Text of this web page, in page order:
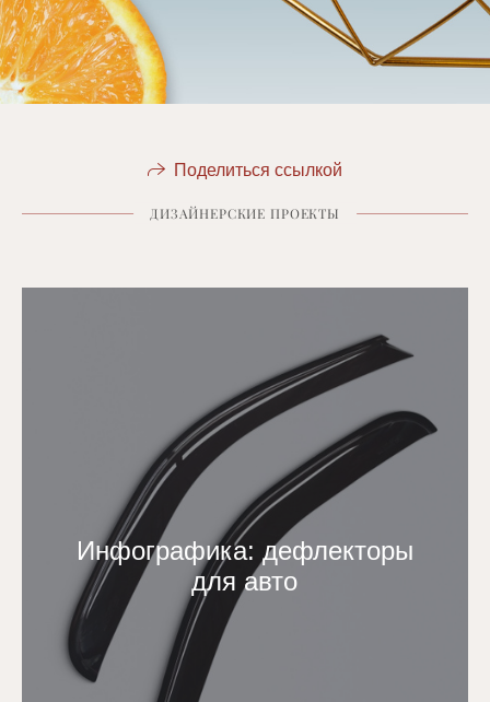
Поделиться ссылкой
ДИЗАЙНЕРСКИЕ ПРОЕКТЫ
Инфографика: дефлекторы
для авто